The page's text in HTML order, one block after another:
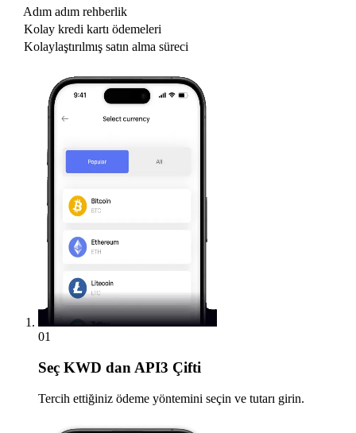
Adım adım rehberlik
Kolay kredi kartı ödemeleri
Kolaylaştırılmış satın alma süreci
01
Seç KWD dan API3 Çifti
Tercih ettiğiniz ödeme yöntemini seçin ve tutarı girin.